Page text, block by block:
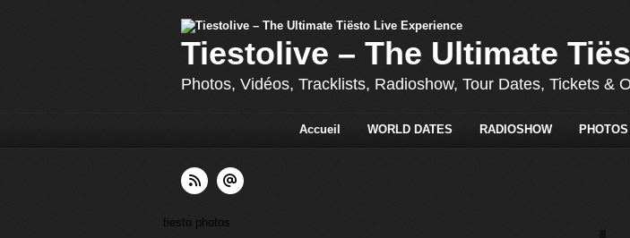
Tiestolive – The Ultimate
Photos, Vidéos, Tracklists, Radioshow, Tour Dates, Tickets &
Accueil WORLD DATES RADIOSHOW
tiesto photos